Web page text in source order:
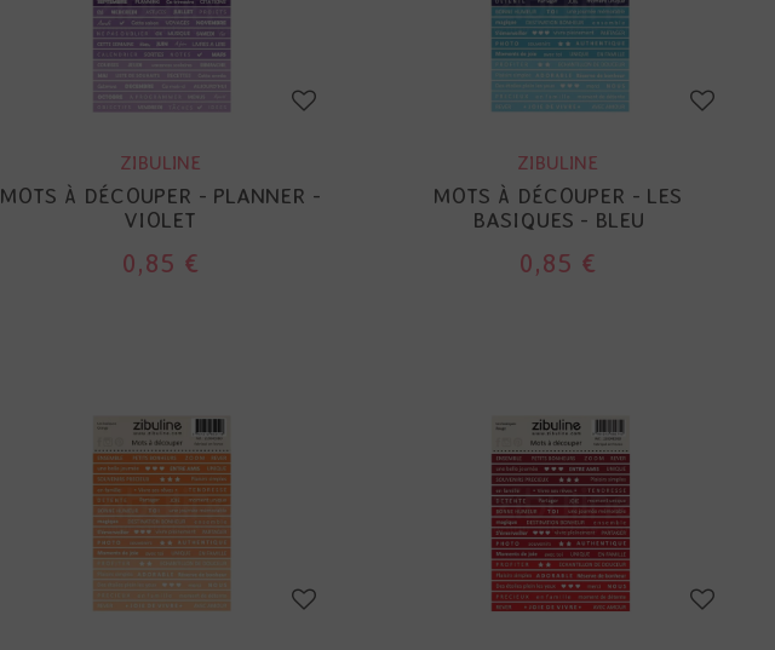
ZIBULINE
MOTS À DÉCOUPER - PLANNER -
VIOLET
0,85 €
ZIBULINE
MOTS À DÉCOUPER - LES
BASIQUES - BLEU
0,85 €